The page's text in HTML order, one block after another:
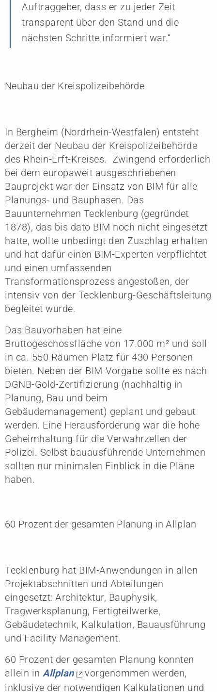
Auftraggeber, dass er zu jeder Zeit
transparent über den Stand und die
nächsten Schritte informiert war.“
Neubau der Kreispolizeibehörde
In Bergheim (Nordrhein-Westfalen) entsteht
derzeit der Neubau der Kreispolizeibehörde
des Rhein-Erft-Kreises. Zwingend erforderlich
bei dem europaweit ausgeschriebenen
Bauprojekt war der Einsatz von BIM für alle
Planungs- und Bauphasen. Das
Bauunternehmen Tecklenburg (gegründet
1878), das bis dato BIM noch nicht eingesetzt
hatte, wollte unbedingt den Zuschlag erhalten
und hat dafür einen BIM-Experten verpflichtet
und einen umfassenden
Transformationsprozess angestoßen, der
intensiv von der Tecklenburg-Geschäftsleitung
begleitet wurde.
Das Bauvorhaben hat eine
Bruttogeschossfläche von 17.000 m² und soll
in ca. 550 Räumen Platz für 430 Personen
bieten. Neben der BIM-Vorgabe sollte es nach
DGNB-Gold-Zertifizierung (nachhaltig in
Planung, Bau und beim
Gebäudemanagement) geplant und gebaut
werden. Eine Herausforderung war die hohe
Geheimhaltung für die Verwahrzellen der
Polizei. Selbst bauausführende Unternehmen
sollten nur minimalen Einblick in die Pläne
haben.
60 Prozent der gesamten Planung in Allplan
Tecklenburg hat BIM-Anwendungen in allen
Projektabschnitten und Abteilungen
eingesetzt: Architektur, Bauphysik,
Tragwerksplanung, Fertigteilwerke,
Gebäudetechnik, Kalkulation, Bauausführung
und Facility Management.
60 Prozent der gesamten Planung konnten
allein in Allplan
vorgenommen werden,
inklusive der notwendigen Kalkulationen und